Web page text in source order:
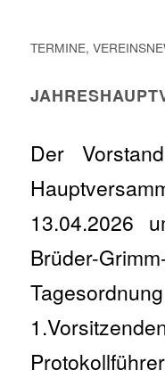
TERMINE,
Der
13.04.2026
Brüder-